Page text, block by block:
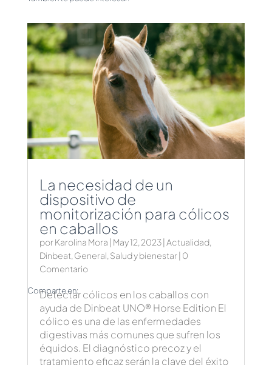
La necesidad de un
dispositivo de
monitorización para cólicos
en caballos
porKarolina Mora | May 12, 2023| Actualidad,
Dinbeat, General, Salud y bienestar| 0
Comentario
Detectar cólicos en los caballos con
ayuda de Dinbeat UNO® Horse Edition El
cólico es una de las enfermedades
digestivas más comunes que sufren los
équidos. El diagnóstico precoz y el
tratamiento eficaz serán la clave del éxito
Comparte en: